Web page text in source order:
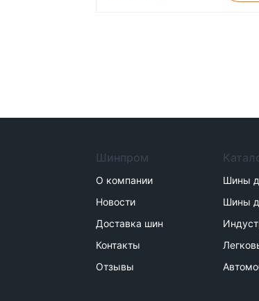
Шинпром
О компании
Новости
Доставка шин
Контакты
Отзывы
Шины
Шины